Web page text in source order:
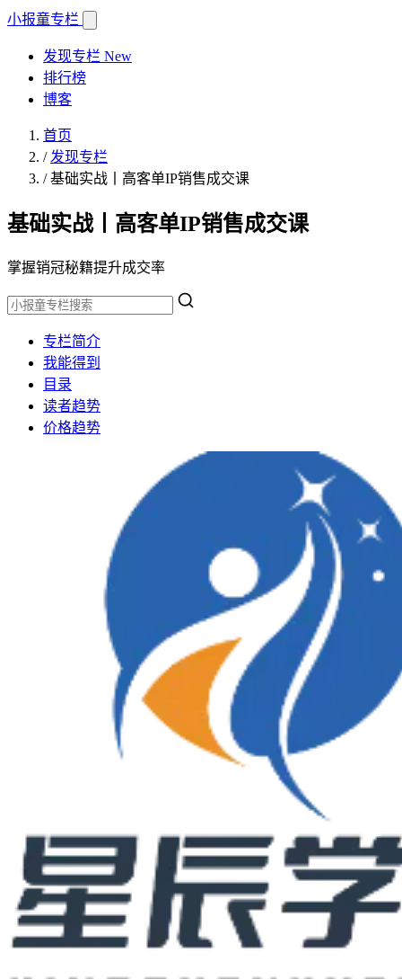
小报童专栏
发现专栏 New
排行榜
博客
首页
/ 发现专栏
/基础实战丨高客单IP销售成交课
基础实战丨高客单IP销售成交课
掌握销冠秘籍提升成交率
专栏简介
我能得到
目录
读者趋势
价格趋势